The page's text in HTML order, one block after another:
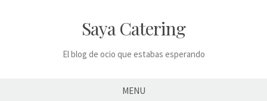
Saya Catering
El blog de ocio que estabas esperando
MENU